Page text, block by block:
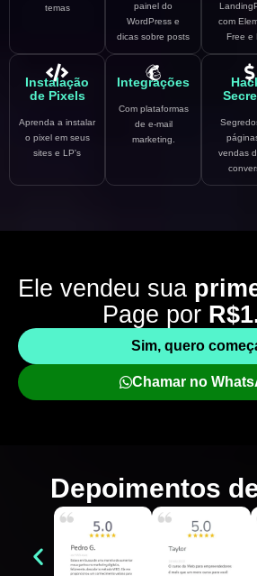
temas
painel do
WordPress e
dicas sobre posts
com
Free e
Instalação
de Pixels
Aprenda a instalar
o pixel em seus
sites e LP's
Integrações
Com plataformas
de e-mail
marketing.
vendas
Ele vendeu sua
Page por
Sim, quero
Chamar no
Depoimentos